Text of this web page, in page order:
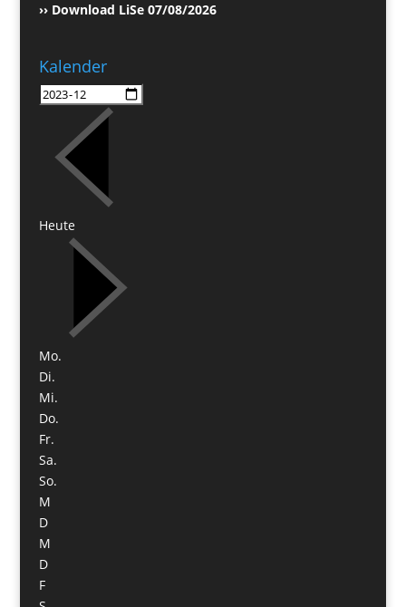
›› Download LiSe 07/08/2026
Kalender
Heute
Mo.
Di.
Mi.
Do.
Fr.
Sa.
So.
M
D
M
D
F